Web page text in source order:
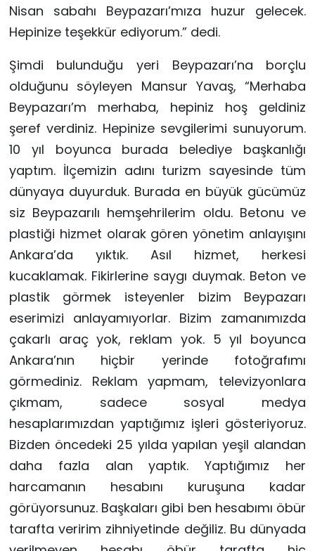
Nisan sabahı Beypazarı’mıza huzur gelecek.
Hepinize teşekkür ediyorum.” dedi.
Şimdi bulunduğu yeri Beypazarı’na borçlu
olduğunu söyleyen Mansur Yavaş, “Merhaba
Beypazarı’m merhaba, hepiniz hoş geldiniz
şeref verdiniz. Hepinize sevgilerimi sunuyorum.
10 yıl boyunca burada belediye başkanlığı
yaptım. İlçemizin adını turizm sayesinde tüm
dünyaya duyurduk. Burada en büyük gücümüz
siz Beypazarılı hemşehrilerim oldu. Betonu ve
plastiği hizmet olarak gören yönetim anlayışını
Ankara’da yıktık. Asıl hizmet, herkesi
kucaklamak. Fikirlerine saygı duymak. Beton ve
plastik görmek isteyenler bizim Beypazarı
eserimizi anlayamıyorlar. Bizim zamanımızda
çakarlı araç yok, reklam yok. 5 yıl boyunca
Ankara’nın hiçbir yerinde fotoğrafımı
görmediniz. Reklam yapmam, televizyonlara
çıkmam, sadece sosyal medya
hesaplarımızdan yaptığımız işleri gösteriyoruz.
Bizden öncedeki 25 yılda yapılan yeşil alandan
daha fazla alan yaptık. Yaptığımız her
harcamanın hesabını kuruşuna kadar
görüyorsunuz. Başkaları gibi ben hesabımı öbür
tarafta veririm zihniyetinde değiliz. Bu dünyada